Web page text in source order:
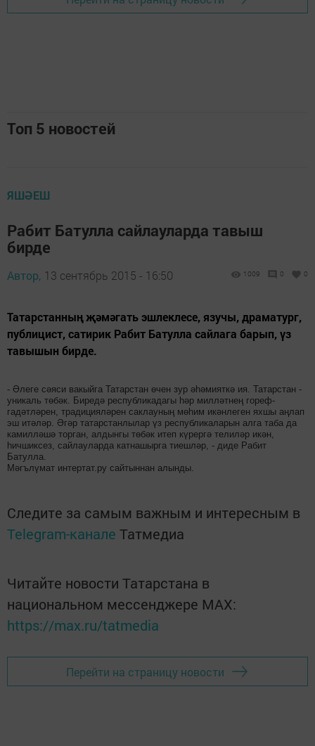
Топ 5 новостей
ЯШӘЕШ
Рабит Батулла сайлауларда тавыш
бирде
Автор, 13 сентябрь 2015 - 16:50 1009 0 0
Татарстанның җәмәгать эшлеклесе, язучы, драматург,
публицист, сатирик Рабит Батулла сайлага барып, үз
тавышын бирде.
- Әлеге сәяси вакыйга Татарстан өчен зур әһәмияткә ия. Татарстан -
уникаль төбәк. Биредә республикадагы һәр милләтнең гореф-
гадәтләрен, традицияләрен саклауның мөһим икәнлеген яхшы аңлап
эш итәләр. Әгәр татарстанлылар үз республикаларын алга таба да
камилләшә торган, алдынгы төбәк итеп күрергә телиләр икән,
һичшиксез, сайлауларда катнашырга тиешләр, - диде Рабит
Батулла.
Мәгълүмат интертат.ру сайтыннан алынды.
Следите за самым важным и интересным в
Telegram-канале Татмедиа
Читайте новости Татарстана в
национальном мессенджере MАХ:
https://max.ru/tatmedia
Перейти на страницу новости